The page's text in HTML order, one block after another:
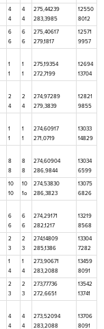
4
4
4
4
275,44239
283,3985
12550
8012
6
6
6
6
275,40617
279,1817
12571
9957
1
1
1
1
275,19354
272,7199
12694
13704
2
4
2
4
274,97289
279,3839
12821
9855
1
1
1
1
274,60917
271,0719
13033
14829
8
8
8
8
274,60904
286,9844
13034
6599
10
10
10
1o
274,53830
286,3823
13075
6826
6
6
6
6
274,29171
282,1217
13219
8568
2
3
2
3
274,14809
285,1386
13304
7282
1
4
1
4
273,90671
283,2088
13459
8091
2
3
2
3
273,77736
272,6651
13542
13741
4
4
4
4
273,52094
283,2088
13706
8091